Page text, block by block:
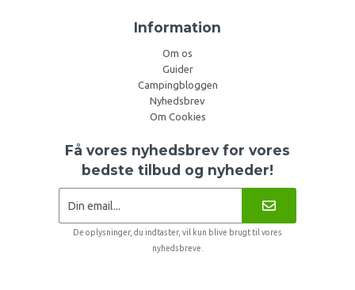
Information
Om os
Guider
Campingbloggen
Nyhedsbrev
Om Cookies
Få vores nyhedsbrev for vores
bedste tilbud og nyheder!
De oplysninger, du indtaster, vil kun blive brugt til vores
nyhedsbreve.